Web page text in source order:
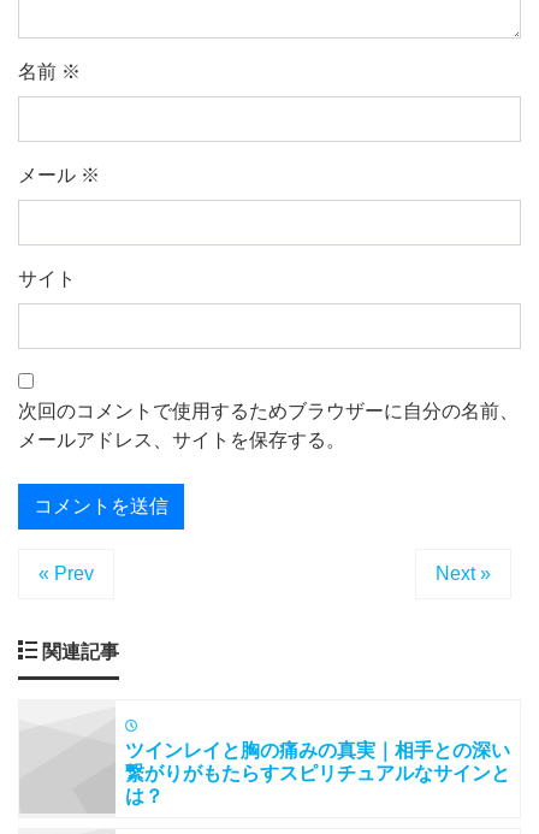
名前 ※
メール ※
サイト
次回のコメントで使用するためブラウザーに自分の名前、
メールアドレス、サイトを保存する。
« Prev Next »
関連記事
ツインレイと胸の痛みの真実｜相手との深い
繋がりがもたらすスピリチュアルなサインと
は？